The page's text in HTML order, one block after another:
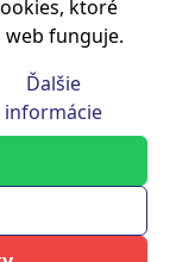
ktoré
web funguje.
Ďalšie
informácie
nášho webu.